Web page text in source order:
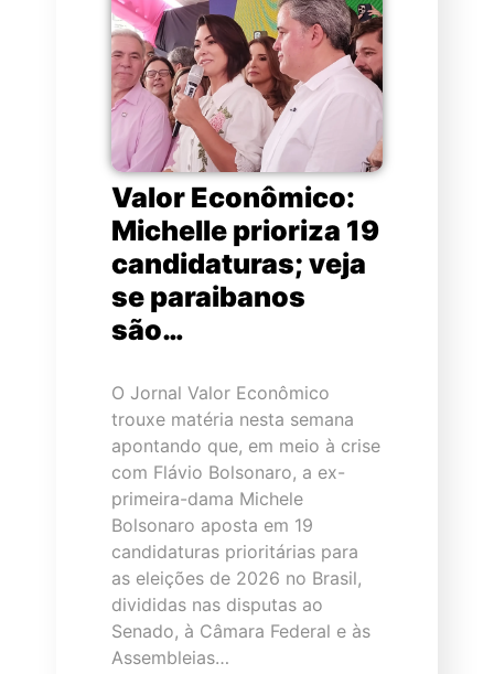
Valor Econômico:
Michelle prioriza 19
candidaturas; veja
se paraibanos
são…
O Jornal Valor Econômico
trouxe matéria nesta semana
apontando que, em meio à crise
com Flávio Bolsonaro, a ex-
primeira-dama Michele
Bolsonaro aposta em 19
candidaturas prioritárias para
as eleições de 2026 no Brasil,
divididas nas disputas ao
Senado, à Câmara Federal e às
Assembleias…